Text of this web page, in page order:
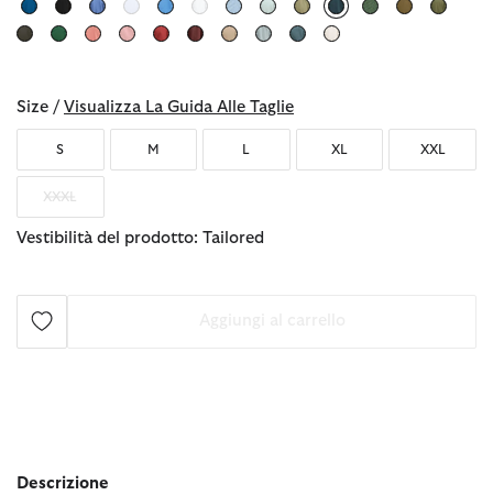
selezionato
Size / Visualizza La Guida Alle Taglie
S M L XL XXL
XXXL
Vestibilità del prodotto: Tailored
Descrizione